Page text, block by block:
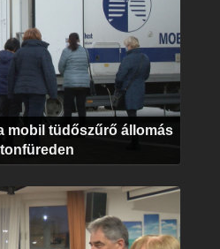
mobil tüdőszűrő állomás